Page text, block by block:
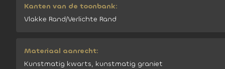
Kanten van de toonbank:
Vlakke Rand/Verlichte Rand
Materiaal aanrecht:
Kunstmatig kwarts, kunstmatig graniet